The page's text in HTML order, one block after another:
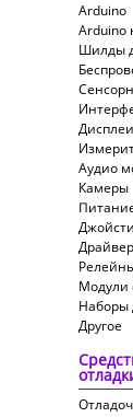
Arduino
Arduino
Шилды
Аудио
Камеры
Модули
Наборы
Другое